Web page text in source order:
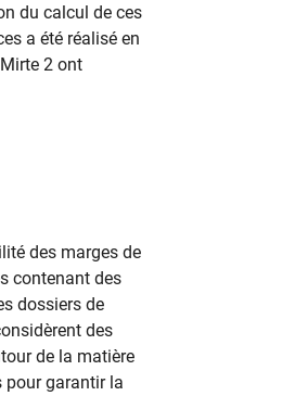
du calcul de ces
a été réalisé en
2 ont
des marges de
contenant des
dossiers de
des
de la matière
pour garantir la